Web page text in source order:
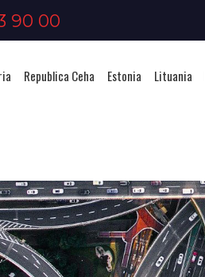
90 00
Republica Ceha Estonia Lituania